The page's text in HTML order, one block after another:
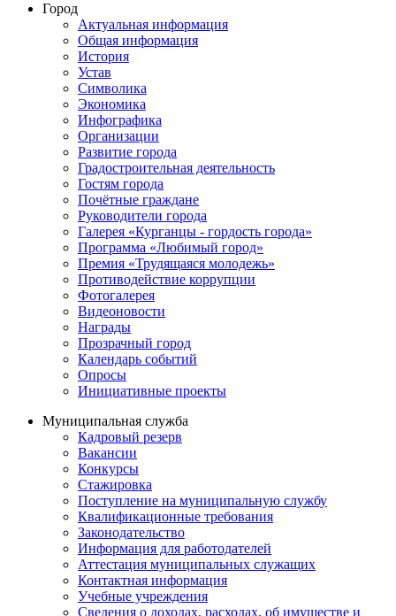
Город
Актуальная информация
Общая информация
История
Устав
Символика
Экономика
Инфографика
Организации
Развитие города
Градостроительная деятельность
Гостям города
Почётные граждане
Руководители города
Галерея «Курганцы - гордость города»
Программа «Любимый город»
Премия «Трудящаяся молодежь»
Противодействие коррупции
Фотогалерея
Видеоновости
Награды
Прозрачный город
Календарь событий
Опросы
Инициативные проекты
Муниципальная служба
Кадровый резерв
Вакансии
Конкурсы
Стажировка
Поступление на муниципальную службу
Квалификационные требования
Законодательство
Информация для работодателей
Аттестация муниципальных служащих
Контактная информация
Учебные учреждения
Сведения о доходах, расходах, об имуществе и